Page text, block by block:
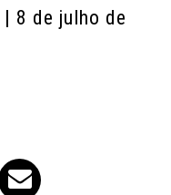
| 8 de julho de